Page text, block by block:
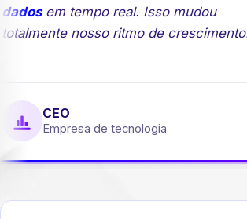
em tempo real. Isso mudou
nosso ritmo de crescimento."
CEO
Empresa de tecnologia